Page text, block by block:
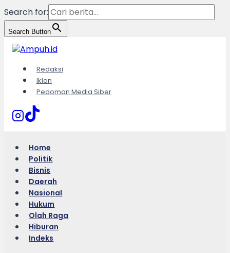
Search for:
Search Button
Skip
to
content
Redaksi
Iklan
Pedoman Media Siber
Home
Politik
Bisnis
Daerah
Nasional
Hukum
Olah Raga
Hiburan
Indeks